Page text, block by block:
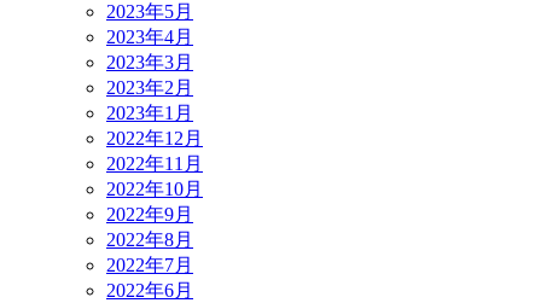
2023年5月
2023年4月
2023年3月
2023年2月
2023年1月
2022年12月
2022年11月
2022年10月
2022年9月
2022年8月
2022年7月
2022年6月